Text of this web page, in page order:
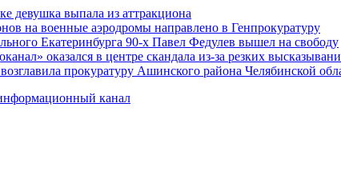
девушка выпала из аттракциона
на военные аэродромы направлено в Генпрокуратуру
Екатеринбурга 90-х Павел Федулев вышел на свободу
оказался в центре скандала из-за резких
прокуратуру Ашинского района Челябинской
канал